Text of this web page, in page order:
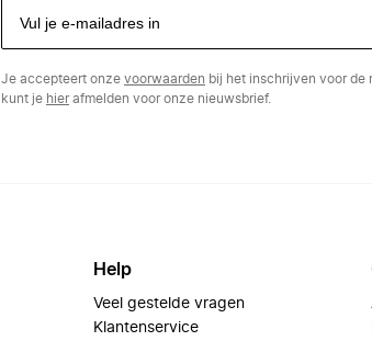
Je accepteert onze voorwaarden bij het inschrijven voor de
kunt je hierafmelden voor onze nieuwsbrief.
Help
Veel gestelde vragen
Klantenservice